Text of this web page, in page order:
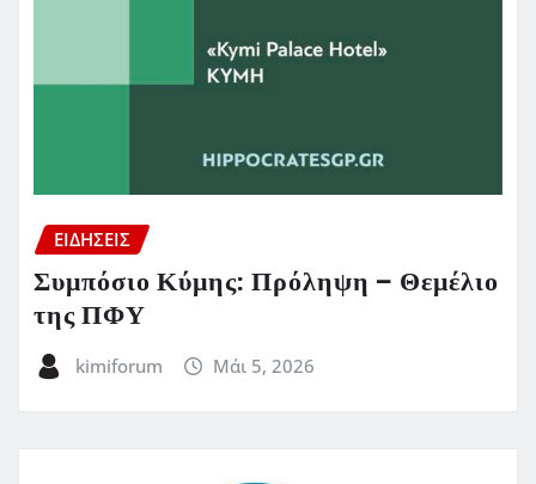
ΕΙΔΗΣΕΙΣ
Συμπόσιο Κύμης: Πρόληψη – Θεμέλιο
της ΠΦΥ
kimiforum Μάι 5, 2026